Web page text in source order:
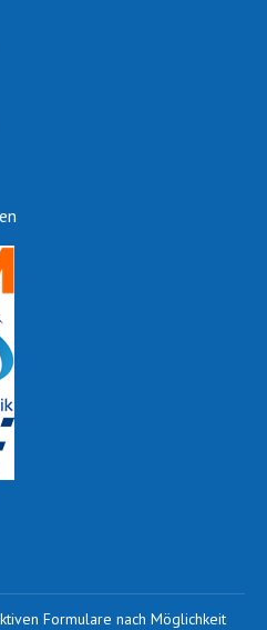
Formulare nach Möglichkeit